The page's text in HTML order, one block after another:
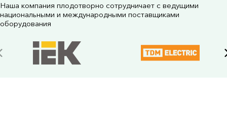
Наша компания плодотворно сотрудничает с ведущими
национальными и международными поставщиками
оборудования